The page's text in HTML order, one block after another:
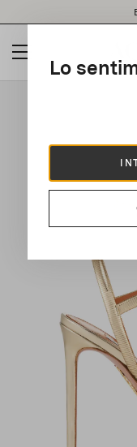
note:
website
an
Lo
This is a carousel